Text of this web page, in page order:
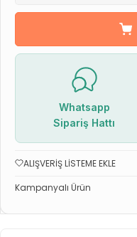
Whatsapp
Sipariş Hattı
ALIŞVERIŞ LISTEME EKLE
Kampanyalı Ürün